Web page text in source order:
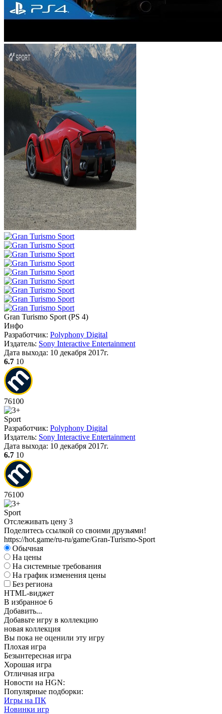
Gran Turismo Sport (PS 4)
Инфо
Разработчик: Polyphony Digital
Издатель: Sony Interactive Entertainment
Дата выхода: 10 декабря 2017г.
6.7 10
76100
Sport
Разработчик: Polyphony Digital
Издатель: Sony Interactive Entertainment
Дата выхода: 10 декабря 2017г.
6.7 10
76100
Sport
Отслеживать цену 3
Поделитесь ссылкой со своими друзьями!
https://hot.game/ru-ru/game/Gran-Turismo-Sport
Обычная
На цены
На системные требования
На график изменения цены
Без региона
HTML-виджет
В избранное 6
Добавить...
Добавьте игру в коллекцию
новая коллекция
Вы пока не оценили эту игру
Плохая игра
Безынтересная игра
Хорошая игра
Отличная игра
Новости на HGN:
Популярные подборки:
Игры на ПК
Новинки игр